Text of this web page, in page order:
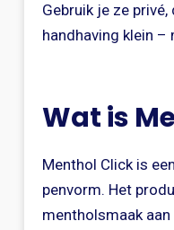
Gebruik je ze
handhaving klein
Wat is
Menthol Click is
penvorm. Het
mentholsmaak